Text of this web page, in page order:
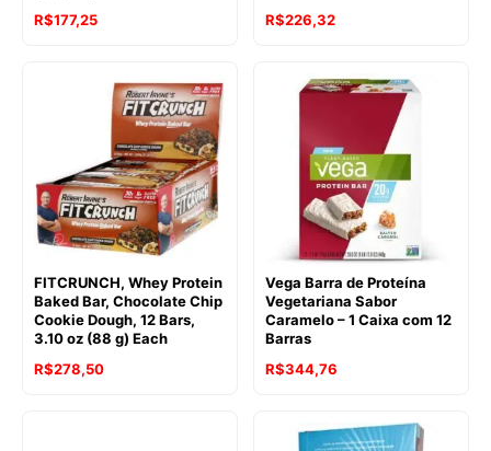
R$177,25
R$226,32
FITCRUNCH, Whey Protein
Baked Bar, Chocolate Chip
Cookie Dough, 12 Bars,
3.10 oz (88 g) Each
R$278,50
Vega Barra de Proteína
Vegetariana Sabor
Caramelo – 1 Caixa com 12
Barras
R$344,76